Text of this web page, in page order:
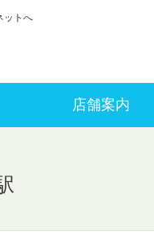
ットへ
店舗案内